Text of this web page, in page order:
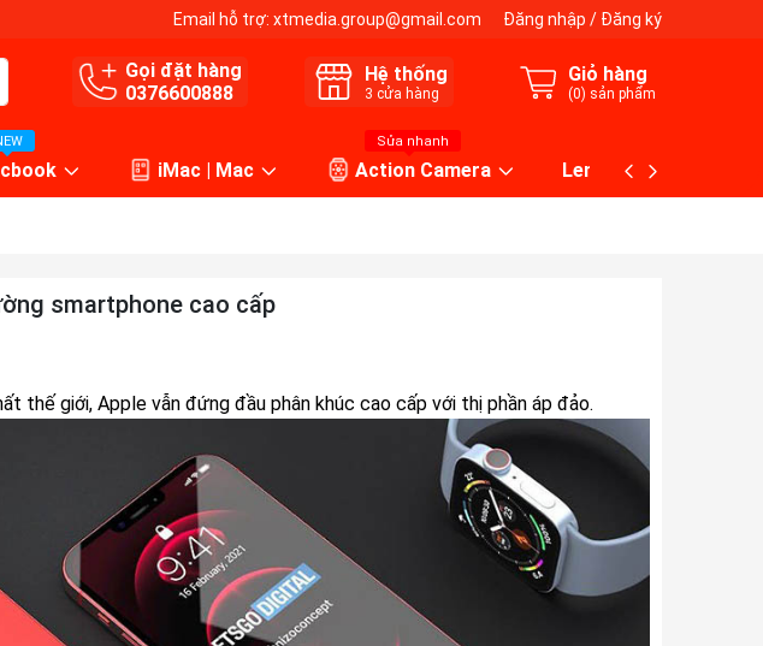
Email hỗ trợ: xtmedia.group@gmail.com Đăng nhập / Đăng ký
Gọi đặt hàng
0376600888
Hệ thống
3 cửa hàng
Giỏ hàng
(0) sản phẩm
iMac | Mac
Sửa nhanh
Action Camera Lens máy ảnh
smartphone cao cấp
thế giới, Apple vẫn đứng đầu phân khúc cao cấp với thị phần áp đảo.